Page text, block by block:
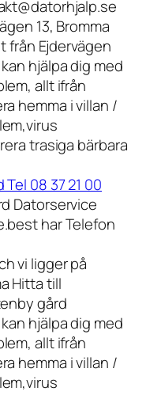
13, Bromma
från Ejdervägen
hjälpa dig med
allt ifrån
hemma i villan /
trasiga bärbara
08 37 21 00
Datorservice
har Telefon
vi ligger på
Hitta till
gård
hjälpa dig med
allt ifrån
hemma i villan /